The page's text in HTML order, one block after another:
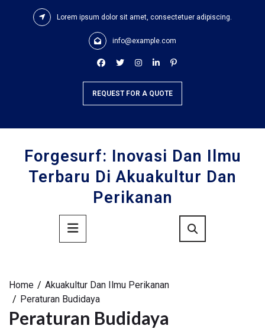
Lorem ipsum dolor sit amet, consectetuer adipiscing.
info@example.com
REQUEST FOR A QUOTE
Forgesurf: Inovasi Dan Ilmu
Terbaru Di Akuakultur Dan
Perikanan
Primary
Menu
Home
Akuakultur Dan Ilmu Perikanan
Peraturan Budidaya
Peraturan Budidaya